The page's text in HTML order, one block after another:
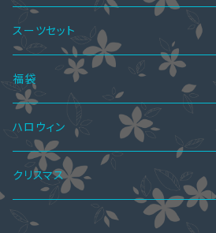
ペアシャツ
ペアシャツ＆ワンピ
ペアパーカ
ペアマフラー
ペアアクセサリー
オールインワン・パンツドレス
パーティーバッグ
ブラウス
ドレスインナー
アクセサリー
ブラストラップ
ジャケット
ショートブーツ・ブーティー
ロングブーツ
ハーフブーツ
ショートブーツ・ブーティー
レインブーツ
パンプス
ニーハイブーツ
春ブーツ
サロペットスカート
トップス
カーディガン
Tシャツ
ニット・セーター
ボトムス
レギンス
スカート
ジャケット
オールインワン
水着
オールインワン
手袋
スーツセット
4点セット
2点セット
ワンピーススーツ
3点セット
5点セット
福袋
ハロウィン
ロリータ服
メイド服
クリスマス